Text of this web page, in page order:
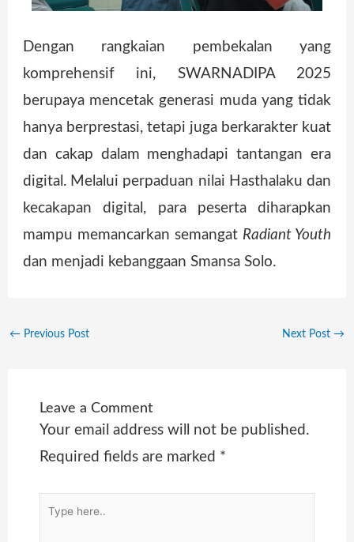
Dengan rangkaian pembekalan yang
komprehensif ini, SWARNADIPA 2025
berupaya mencetak generasi muda yang tidak
hanya berprestasi, tetapi juga berkarakter kuat
dan cakap dalam menghadapi tantangan era
digital. Melalui perpaduan nilai Hasthalaku dan
kecakapan digital, para peserta diharapkan
mampu memancarkan semangat Radiant Youth
dan menjadi kebanggaan Smansa Solo.
← Previous Post Next Post →
Leave a Comment
Your email address will not be published.
Required fields are marked *
Type